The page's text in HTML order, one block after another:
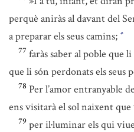
perquè aniràs al davant del
a preparar els seus camins; *
77 faràs saber al poble que
que li són perdonats els seus
78 Per l’amor entranyable
ens visitarà el sol naixent que
79 per il·luminar els qui